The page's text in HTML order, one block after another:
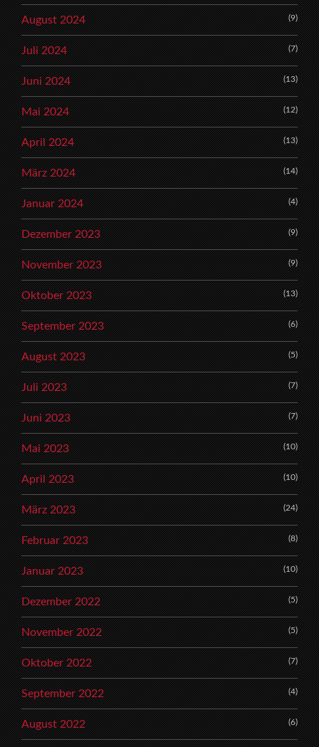
August 2024 (9)
Juli 2024 (7)
Juni 2024 (13)
Mai 2024 (12)
April 2024 (13)
März 2024 (14)
Januar 2024 (4)
Dezember 2023 (9)
November 2023 (9)
Oktober 2023 (13)
September 2023 (6)
August 2023 (5)
Juli 2023 (7)
Juni 2023 (7)
Mai 2023 (10)
April 2023 (10)
März 2023 (24)
Februar 2023 (8)
Januar 2023 (10)
Dezember 2022 (5)
November 2022 (5)
Oktober 2022 (7)
September 2022 (4)
August 2022 (6)